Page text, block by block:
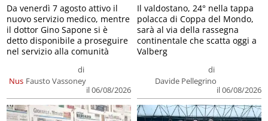
Nus
di
Fausto Vassoney
il 06/08/2026
Da venerdì 7 agosto attivo il
nuovo servizio medico, mentre
il dottor Gino Sapone si è
detto disponibile a proseguire
nel servizio alla comunità
di
Davide Pellegrino
il 06/08/2026
Il valdostano, 24° nella tappa
polacca di Coppa del Mondo,
sarà al via della rassegna
continentale che scatta oggi a
Valberg